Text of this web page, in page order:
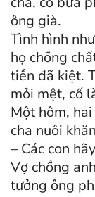
ông già.
Tình hình
họ chồng
tiền đã kiệt.
mỏi mệt, cố
Một hôm,
cha nuôi
– Các con
Vợ chồng
tưởng ông